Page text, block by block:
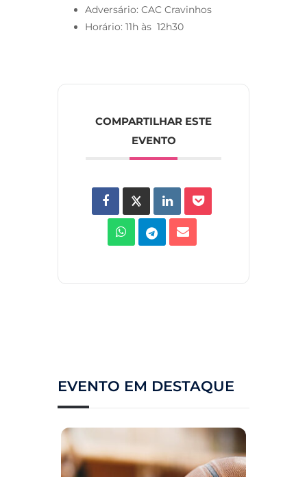
Adversário: CAC Cravinhos
Horário: 11h às 12h30
COMPARTILHAR ESTE
EVENTO
EVENTO EM DESTAQUE